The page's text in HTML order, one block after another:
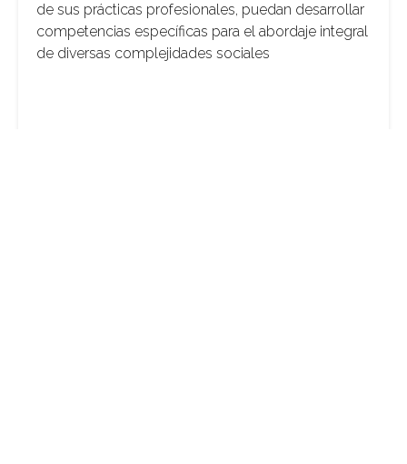
de sus prácticas profesionales, puedan desarrollar
competencias específicas para el abordaje integral
de diversas complejidades sociales